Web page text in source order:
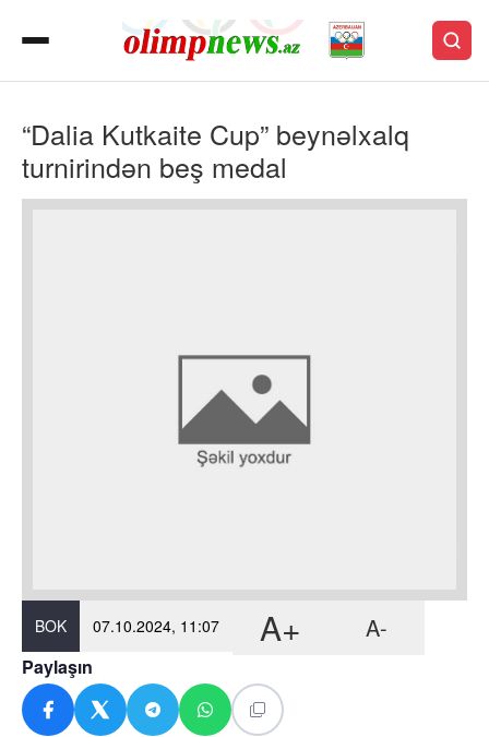
“Dalia Kutkaite Cup” beynəlxalq
turnirindən beş medal
BOK 07.10.2024, 11:07 A+ A-
Paylaşın